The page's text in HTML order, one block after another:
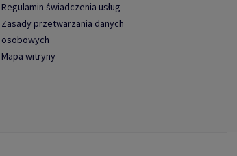
Regulamin świadczenia usług
Zasady przetwarzania danych
osobowych
Mapa witryny